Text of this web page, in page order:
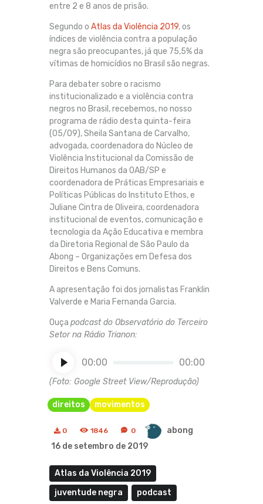
entre 2 e 8 anos de prisão.
Segundo o Atlas da Violência 2019, os
índices de violência contra a população
negra são preocupantes, já que 75,5% da
vítimas de homicídios no Brasil são negras.
Para debater sobre o racismo
institucionalizado e a violência contra
negros no Brasil, recebemos, no nosso
programa de rádio desta quinta-feira
(05/09), Sheila Santana de Carvalho,
advogada, coordenadora do Núcleo de
Violência Institucional da Comissão de
Direitos Humanos da OAB/SP e
coordenadora de Práticas Empresariais e
Políticas Públicas do Instituto Ethos, e
Juliane Cintra de Oliveira, coordenadora
institucional de eventos, comunicação e
tecnologia da Ação Educativa e membra
da Diretoria Regional de São Paulo da
Abong – Organizações em Defesa dos
Direitos e Bens Comuns.
A apresentação foi dos jornalistas Franklin
Valverde e Maria Fernanda Garcia.
Ouça podcast do Observatório do Terceiro
Setor na Rádio Trianon:
áudio
00:00 00:00
(Foto: Google Street View/Reprodução)
direitos movimentos
0 1846 0
abong
16 de setembro de 2019
Atlas da Violência 2019
juventude negra
podcast